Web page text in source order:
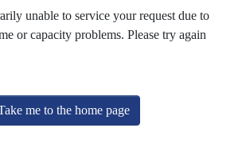
unable to service your request due to
or capacity problems. Please try again
me to the home page